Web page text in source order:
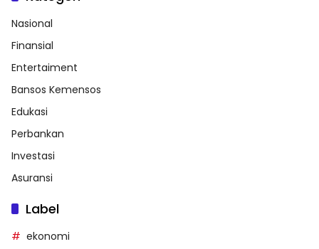
Nasional
Finansial
Entertaiment
Bansos Kemensos
Edukasi
Perbankan
Investasi
Asuransi
Label
ekonomi